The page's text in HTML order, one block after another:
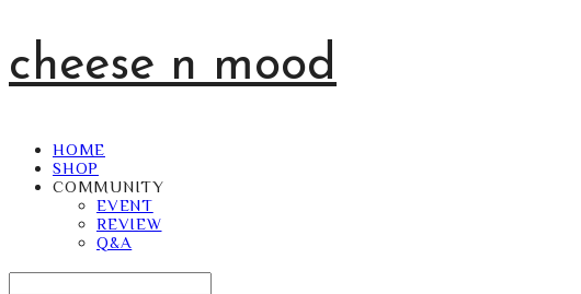
cheese n mood
HOME
SHOP
COMMUNITY
EVENT
REVIEW
Q&A